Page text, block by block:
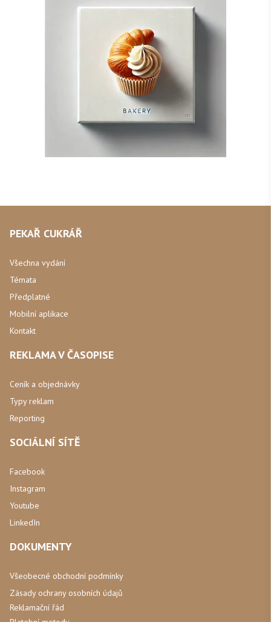
PEKAŘ CUKRÁŘ
Všechna vydání
Témata
Předplatné
Mobilní aplikace
Kontakt
REKLAMA V ČASOPISE
Ceník a objednávky
Typy reklam
Reporting
SOCIÁLNÍ SÍTĚ
Facebook
Instagram
Youtube
LinkedIn
DOKUMENTY
Všeobecné obchodní podmínky
Zásady ochrany osobních údajů
Reklamační řád